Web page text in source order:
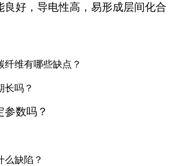
良好，导电性高，易形成层间化合
纤维有哪些缺点？
长吗？
数吗？
么缺陷？